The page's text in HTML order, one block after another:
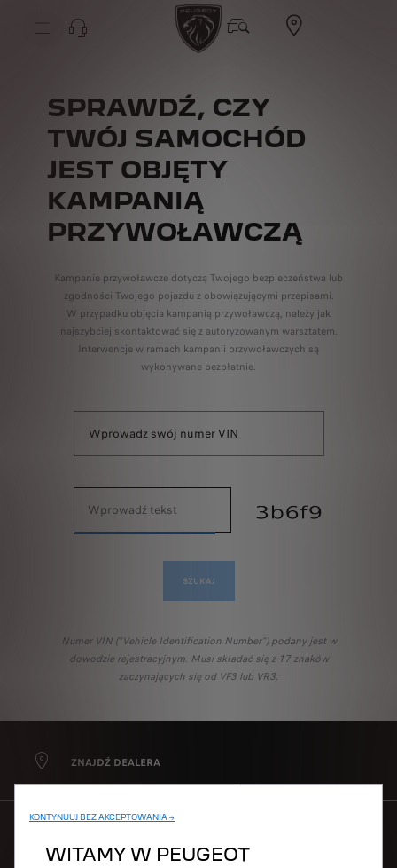
SPRAWDŹ, CZY
TWÓJ SAMOCHÓD
JEST OBJĘTY
KAMPANIĄ
PRZYWOŁAWCZĄ
Kampanie przywoławcze dotyczą Twojego bezpieczeństwa lub
zgodności Twojego pojazdu z obowiązującymi przepisami.
W przypadku objęcia kampanią przywoławczą, należy jak
najszybciej skontaktować się z autoryzowanym warsztatem.
Interwencje w ramach kampanii przywoławczych są
wykonywane bezpłatnie.
SZUKAJ
Numer VIN ("Vehicle Identification Number") podany jest w
dowodzie rejestracyjnym. Musi składać się z 17 znaków
zaczynających się od VF3 lub VR3.
ZNAJDŹ DEALERA
KONTYNUUJ BEZ AKCEPTOWANIA →
WITAMY W PEUGEOT
Korzystamy z plików cookie i/lub innych narzędzi
możemy zapewnić podstawowe funkcje, takie jak
Poprawiają one również komfort korzystania i